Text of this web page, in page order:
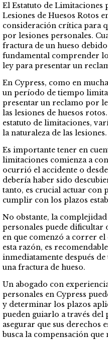
El Estatuto de Limitaciones
Lesiones de Huesos Rotos
consideración crítica para
por lesiones personales.
fractura de un hueso debido
fundamental comprender
ley para presentar un
En Cypress, como en
un período de tiempo
presentar un reclamo por
las lesiones de huesos
estatuto de limitaciones,
la naturaleza de las lesiones.
Es importante tener en
limitaciones comienza a
ocurrió el accidente o
debería haber sido
tanto, es crucial actuar con
cumplir con los plazos
No obstante, la complejidad
personales puede dificultar
en que comenzó a correr
esta razón, es
inmediatamente después
una fractura de hueso.
Un abogado con
personales en Cypress
y determinar los plazos
pueden guiarlo a través del
asegurar que sus derechos
busca la compensación que